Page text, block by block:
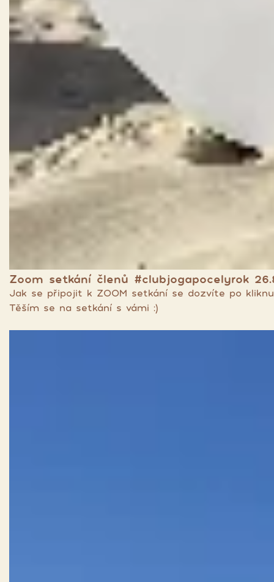
Zoom setkání členů #clubjogapocelyrok
Jak se připojit k ZOOM setkání se dozvíte po
Těším se na setkání s vámi :)